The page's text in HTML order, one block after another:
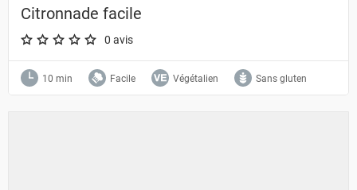
Citronnade facile
A star rating of 0 out of 5.
0 avis
10 min Facile Végétalien Sans gluten